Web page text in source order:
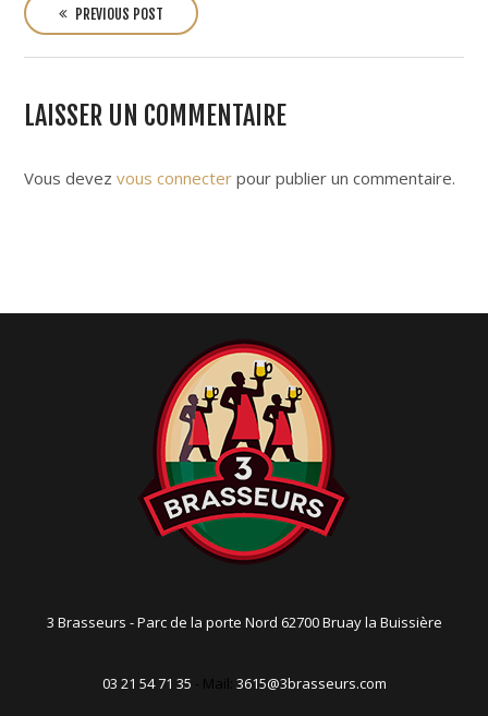
o
s
t
n
a
i
o
PREVIOUS POST
LAISSER UN COMMENTAIRE
Vous devez vous connecterpour publier un commentaire.
3 Brasseurs - Parc de la porte Nord 62700 Bruay la Buissière
03 21 54 71 35 - Mail: 3615@3brasseurs.com